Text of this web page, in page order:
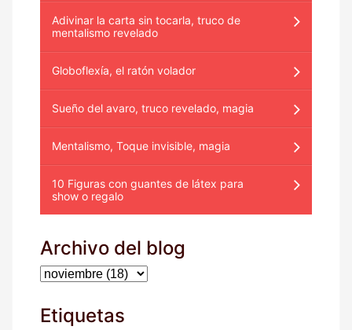
Adivinar la carta sin tocarla, truco de
mentalismo revelado
Globoflexía, el ratón volador
Sueño del avaro, truco revelado, magia
Mentalismo, Toque invisible, magia
10 Figuras con guantes de látex para
show o regalo
Archivo del blog
Etiquetas